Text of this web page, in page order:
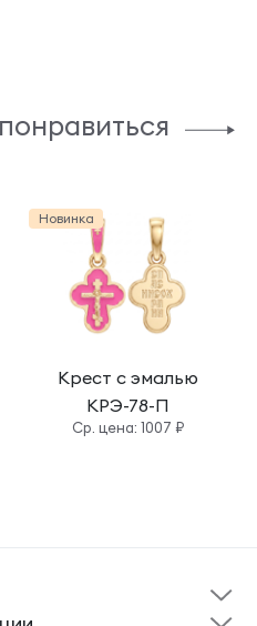
Новинка
Крест с эмалью
КРЭ-78-П
Cр. цена: 1007 ₽